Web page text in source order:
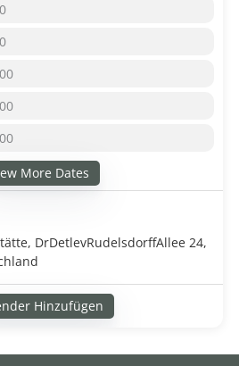
More Dates
DrDetlevRudelsdorffAllee 24,
Hinzufügen